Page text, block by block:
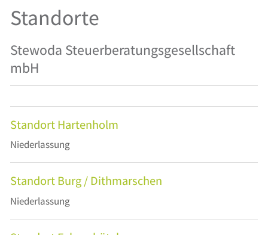
Standorte
Stewoda Steuerberatungsgesellschaft
mbH
Standort Hartenholm
Niederlassung
Standort Burg / Dithmarschen
Niederlassung